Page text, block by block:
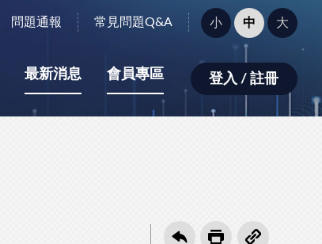
問題通報 常見問題Q&A
字
型
小：
小 中 大
最新消息 會員專區 登入 / 註冊